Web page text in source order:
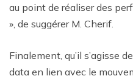
au point de réaliser des
», de suggérer M. Cherif.
Finalement, qu’il s’agisse
data en lien avec le